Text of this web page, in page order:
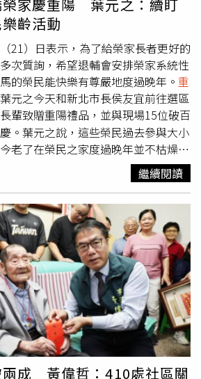
結束後兩天不能走路，全身脫一層
天很曬，回到家看到曬痕，都覺得很
遠遠不如銀髮族來賓們。相較之下，
己錄製的單元很辛苦，後來聽完其他
運的，因為我那天錄影是在室內，不
而已。」社會局一共錄製6集銀髮實
29日重陽節進行首播，每檔內容將
在社會局與中天電視台YOUTUBE頻
榮家慶重陽 葉元之：續盯
齡活動
21）日表示，為了給榮家長者更好的
次質詢，希望退輔會安排榮家系統性
的榮民能快樂有尊嚴地度過晚年。 重
元之今天和新北市長侯友宜前往選區
輩致贈重陽禮品，並與現場15位破百
。葉元之說，這些榮民過去參與大小
老了在榮民之家度過晚年並不枯燥，
兩岸開放回大陸與妻子住半年，結果
之家，因為與同袍相處很多話聊，生
的長輩都能開心。板橋東區立委葉元
戎馬的榮家長者，如何有尊嚴地快樂
旁貸。（圖／周志龍攝）葉元之介
家最年長的居住者是高達110歲的陳
來自大陸河南，1948年隨著國民政
，過去大小戰役是無役不與，如今人
，但至今仍能自己搭公車看病非常不容
，直指自己行動力還不錯，平常安素等
也把榮民之家當成自己的家，心情很穩
，他樂觀評估「再活5年都沒問題」。
強調榮民保家衛國才有如今安穩的家
繼續閱讀
兩成 黃偉哲：410處社區關